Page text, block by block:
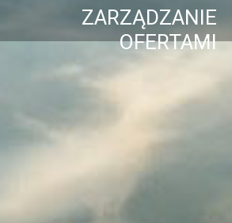
ZARZĄDZANIE
OFERTAMI